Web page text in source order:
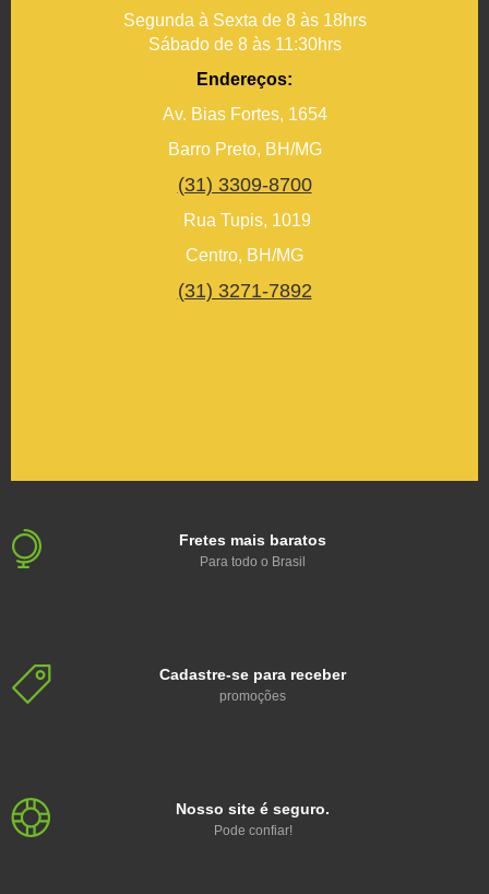
Segunda à Sexta de 8 às 18hrs
Sábado de 8 às 11:30hrs
Endereços:
Av. Bias Fortes, 1654
Barro Preto, BH/MG
(31) 3309-8700
Rua Tupis, 1019
Centro, BH/MG
(31) 3271-7892
Fretes mais baratos
Para todo o Brasil
Cadastre-se para receber
promoções
Nosso site é seguro.
Pode confiar!